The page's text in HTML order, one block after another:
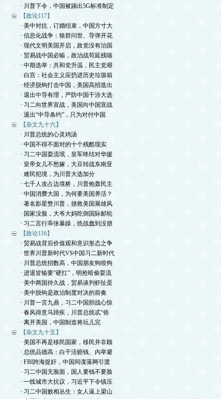
· 川普下令，中国被踢出5G标准制定
【政论117】
· 美中对抗，订婚结束，中国方寸大
· 信息化战争：狼群问世、导弹开花
· 现代文明美国开启，政党没有治国
· 贸易战中国必输，政治战苟延残喘
· 中期选举：共和党升温，民主党艰
· 白宫：社会主义应扔进历史垃圾箱
· 经济脱钩打击中国，美国高招迭出
· 退出中导有理，严防中国干涉大选
· 习二向世界宣战，美国向中国宣战
· 退出“中导条约”，只为对付中国
【杂文九十六】
· 川普总统的心灵鸡汤
· 中国不得不面对的十个残酷现实
· 习二中国耍流氓，皇军终结对华援
· 皇帝女儿不愁嫁，大豆转战东南亚
· 难民犯境，为川普大选加分
· 七千人攻占边境桥，川普炮轰民主
· 中国消费大国，为何要美国养活？
· 著名影星赞川普，拯救美国展雄风
· 国家没脸，大爷大妈吃倒国际邮轮
· 习二言行乖张暴躁，统战蠢到没朋
【政论116】
· 贸易战背后价值观和意识形态之争
· 世界川普新时代VS中国习二新时代
· 川普总统招数高，中国朋友狗咬狗
· 进退皆输要“硬扛”，明抢暗偷耍流
· 美中两国持久战，贸易谈判虾扯蛋
· 美中脱钩是政治制度对决的前奏
· 川普一言九鼎，习二中国胆战心惊
· 春风得意马蹄疾，川普总统忒“俗
· 离开美国，中国制造将玩儿完
【杂文九十五】
· 美国不再是移民国家，移民并非顾
· 总统品德高：白干活赔钱、内举避
· FBI跨海捉奸，中国间谍落网引渡
· 习二中国无脸面，国人要钱不要脸
· 一线城市大抗议，习近平下令镇压
· 习二中国败相丛生：女人逼上梁山